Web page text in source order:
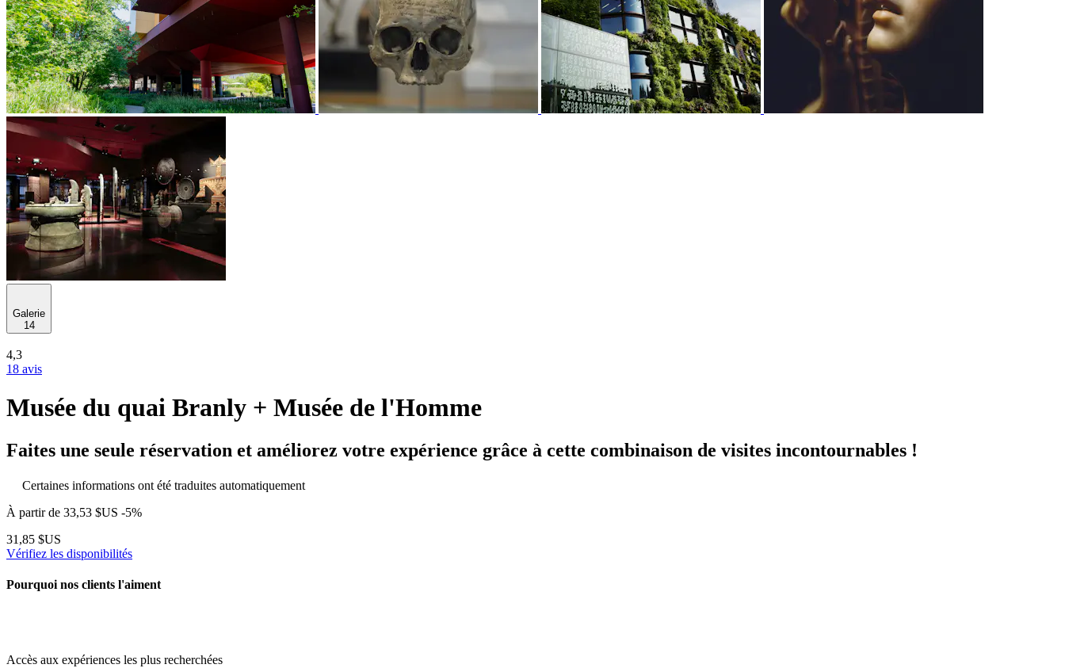
Galerie
14
4,3
18 avis
Musée du quai Branly + Musée de l'Homme
Faites une seule réservation et améliorez votre expérience grâce à cette combinaison de visites incontournables !
Certaines informations ont été traduites automatiquement
À partir de 33,53 $US -5%
31,85 $US
Vérifiez les disponibilités
Pourquoi nos clients l'aiment
Accès aux expériences les plus recherchées